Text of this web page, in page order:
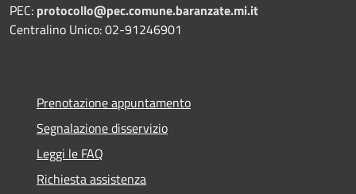
PEC: protocollo@pec.comune.baranzate.mi.it
Centralino Unico: 02-91246901
Prenotazione appuntamento
Segnalazione disservizio
Leggi le FAQ
Richiesta assistenza